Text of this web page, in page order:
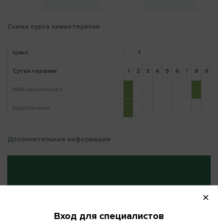
Схема курса химиотерапии
Цикл 1
Сутки терапии 1 2 3 4 5 6 7 8 9
NAB-паклитаксел
Карбоплатин
Дополнительная информация
Вход для специалистов